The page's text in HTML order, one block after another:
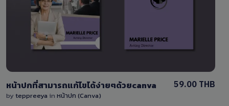
หน้าปกที่สามารถแก้ไขได้ง่ายๆด้วยcanva
by teppreeya in หน้าปก (Canva)
59.00 THB